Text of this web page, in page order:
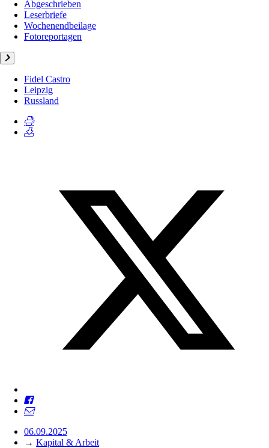
Abgeschrieben
Leserbriefe
Wochenendbeilage
Fotoreportagen
Fidel Castro
Leipzig
Russland
06.09.2025
→ Kapital & Arbeit